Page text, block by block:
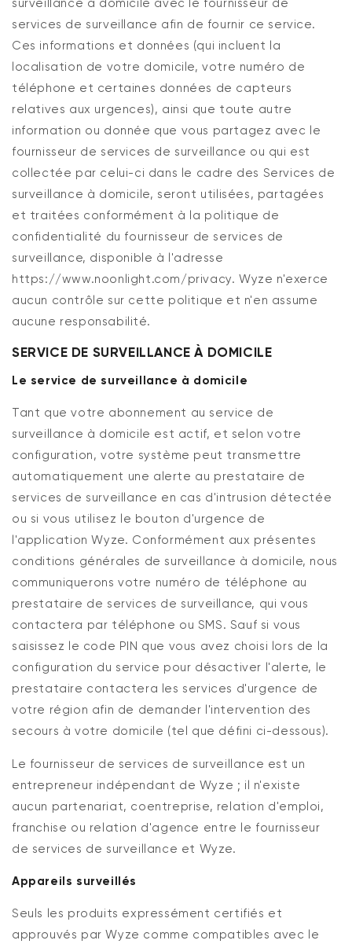
surveillance à domicile avec le fournisseur de
services de surveillance afin de fournir ce service.
Ces informations et données (qui incluent la
localisation de votre domicile, votre numéro de
téléphone et certaines données de capteurs
relatives aux urgences), ainsi que toute autre
information ou donnée que vous partagez avec le
fournisseur de services de surveillance ou qui est
collectée par celui-ci dans le cadre des Services de
surveillance à domicile, seront utilisées, partagées
et traitées conformément à la politique de
confidentialité du fournisseur de services de
surveillance, disponible à l'adresse
https://www.noonlight.com/privacy. Wyze n'exerce
aucun contrôle sur cette politique et n'en assume
aucune responsabilité.
SERVICE DE SURVEILLANCE À DOMICILE
Le service de surveillance à domicile
Tant que votre abonnement au service de
surveillance à domicile est actif, et selon votre
configuration, votre système peut transmettre
automatiquement une alerte au prestataire de
services de surveillance en cas d'intrusion détectée
ou si vous utilisez le bouton d'urgence de
l'application Wyze. Conformément aux présentes
conditions générales de surveillance à domicile, nous
communiquerons votre numéro de téléphone au
prestataire de services de surveillance, qui vous
contactera par téléphone ou SMS. Sauf si vous
saisissez le code PIN que vous avez choisi lors de la
configuration du service pour désactiver l'alerte, le
prestataire contactera les services d'urgence de
votre région afin de demander l'intervention des
secours à votre domicile (tel que défini ci-dessous).
Le fournisseur de services de surveillance est un
entrepreneur indépendant de Wyze ; il n'existe
aucun partenariat, coentreprise, relation d'emploi,
franchise ou relation d'agence entre le fournisseur
de services de surveillance et Wyze.
Appareils surveillés
Seuls les produits expressément certifiés et
approuvés par Wyze comme compatibles avec le